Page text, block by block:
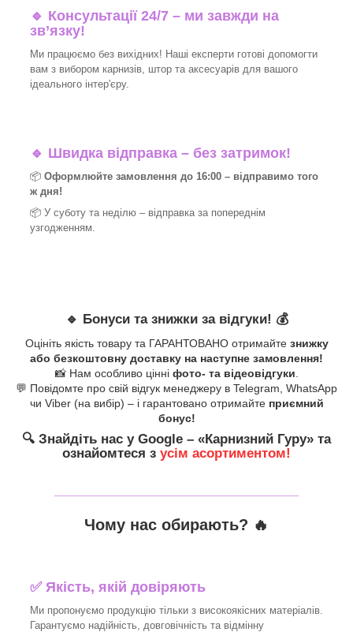
🔹 Консультації 24/7 – ми завжди на
зв’язку!
Ми працюємо без вихідних! Наші експерти готові допомогти
вам з вибором карнизів, штор та аксесуарів для вашого
ідеального інтер'єру.​
🔹 Швидка відправка – без затримок!
📦 Оформлюйте замовлення до 16:00 – відправимо того
ж дня!
📦 У суботу та неділю – відправка за попереднім
узгодженням.
🔹 Бонуси та знижки за відгуки! 💰
Оцініть якість товару та ГАРАНТОВАНО отримайте знижку
або безкоштовну доставку на наступне замовлення!
📸 Нам особливо цінні фото- та відеовідгуки
💬 Повідомте про свій відгук менеджеру в Telegram, WhatsApp
чи Viber (на вибір) – і гарантовано отримайте приємний
бонус!
🔍 Знайдіть нас у Google – «Карнизний Гуру» та
ознайомтеся з усім асортиментом!
Чому нас обирають? 🔥
✅Якість, якій довіряють
Ми пропонуємо продукцію тільки з високоякісних матеріалів.
Гарантуємо надійність, довговічність та відмінну